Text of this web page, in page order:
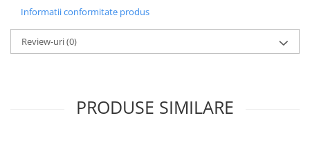
Motor 37D
Stepper
Informatii conformitate produs
Review-uri(0)
PRODUSE SIMILARE